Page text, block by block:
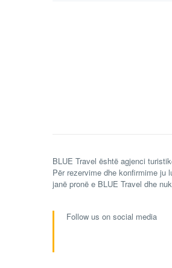
BLUE Travel është agjenci
Për rezervime dhe konfirmime ju
janë pronë e BLUE Travel dhe
Follow us on social media